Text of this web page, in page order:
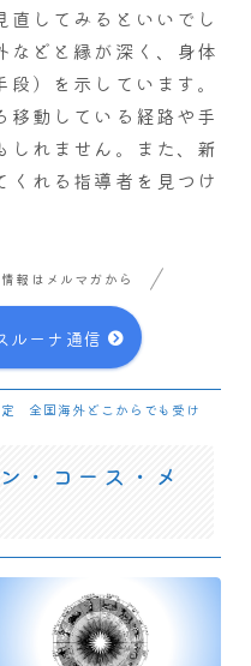
直してみるといいでし
などと縁が深く、身体
）を示しています。
移動している経路や手
しれません。また、新
くれる指導者を見つけ
報はメルマガから
ルーナ通信
全国海外どこからでも受け
・コース・メ